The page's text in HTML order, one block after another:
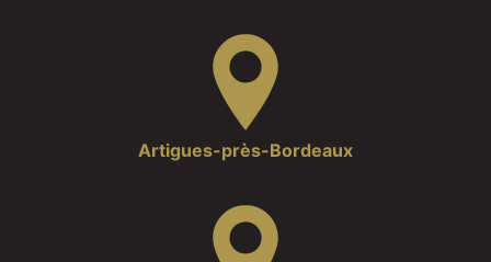
Artigues-près-Bordeaux